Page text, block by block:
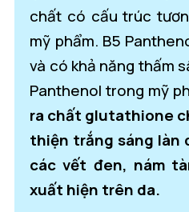
chất có cấu trúc
mỹ phẩm. B5
và có khả năng thấm
Panthenol trong mỹ
ra chất glutathione
thiện trắng sáng làn
các vết đen, nám
xuất hiện trên da.